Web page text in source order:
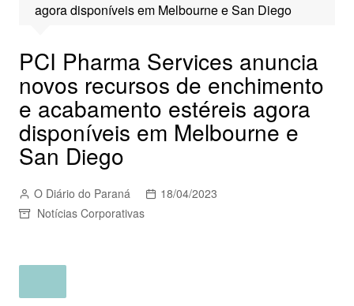
agora disponíveis em Melbourne e San Diego
PCI Pharma Services anuncia
novos recursos de enchimento
e acabamento estéreis agora
disponíveis em Melbourne e
San Diego
O Diário do Paraná
18/04/2023
Notícias Corporativas